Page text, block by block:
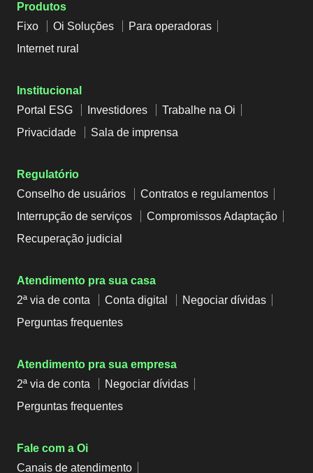
Produtos
Fixo
Oi Soluções
Para operadoras
Internet rural
Institucional
Portal ESG
Investidores
Trabalhe na Oi
Privacidade
Sala de imprensa
Regulatório
Conselho de usuários
Contratos e regulamentos
Interrupção de serviços
Compromissos Adaptação
Recuperação judicial
Atendimento pra sua casa
2ª via de conta
Conta digital
Negociar dívidas
Perguntas frequentes
Atendimento pra sua empresa
2ª via de conta
Negociar dívidas
Perguntas frequentes
Fale com a Oi
Canais de atendimento